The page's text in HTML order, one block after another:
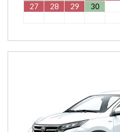
27
28 29 30